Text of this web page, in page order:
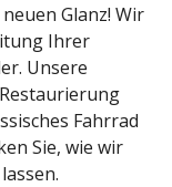
Glanz! Wir
Ihrer
Unsere
Fahrrad
Sie, wie wir